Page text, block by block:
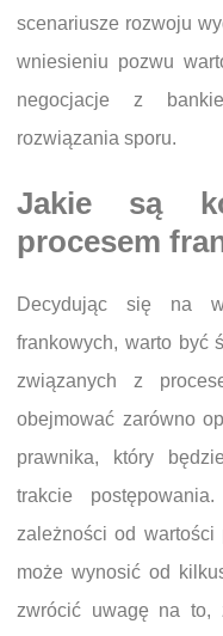
scenariusze rozwoju
wniesieniu pozwu
negocjacje z
rozwiązania sporu.
Jakie są
procesem
Decydując się na
frankowych, warto być
związanych z
obejmować zarówno
prawnika, który
trakcie
zależności od
może wynosić od
zwrócić uwagę na to,